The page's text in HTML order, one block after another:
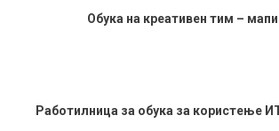
Обука на креативен тим –
Работилница за обука за користење